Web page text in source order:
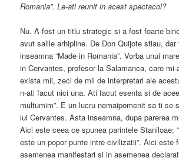
Romania”. Le-ati reunit in acest spectacol?
Nu. A fost un titlu strategic si a fost foarte
avut salile arhipline. De Don Quijote stiau,
inseamna “Made in Romania”. Vorba unui
in Cervantes, profesor la Salamanca, care mi-
exista mii, zeci de mii de interpretari ale
n-ati facut nici una. Ati facut esenta si de
multumim”. E un lucru nemaipomenit sa ti se
lui Cervantes. Asta inseamna, dupa parerea
Aici este ceea ce spunea parintele Staniloae:
este un popor punte intre civilizatii”. Aici este
asemenea manifestari si in asemenea